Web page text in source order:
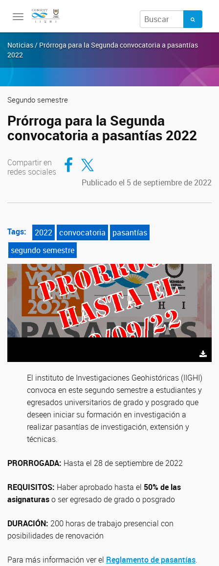
Toggle
Noticias / Prórroga para la Segunda convocatoria a pasantías
2022
Segundo semestre
Prórroga para la Segunda
convocatoria a pasantías 2022
Compartir en
redes sociales
Compartir en Facebook
Compartir en Twitter
Publicado el 5 de septiembre de 2022
Tags: 2022 convocatoria
pasantías
segundo semestre
El instituto de Investigaciones Geohistóricas (IIGHI)
convoca en este segundo semestre a estudiantes y
egresados universitarios de grado y posgrado que
deseen iniciar su formación en investigación a
realizar pasantías de investigación, extensión y
técnicas.
PRORROGADA: Hasta el 28 de septiembre de 2022
REQUISITOS: Haber aprobado hasta el 50% de las
asignaturaso ser egresado de grado o posgrado
DURACIÓN: 200 horas de trabajo presencial con
posibilidades de renovación
Para más información ver el Reglamento de pasantías.